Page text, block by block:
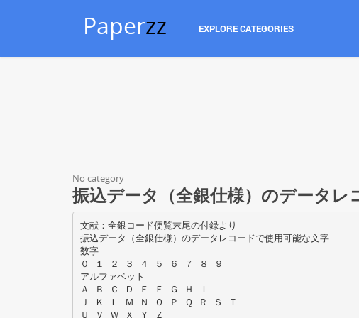
Paperzz EXPLORE CATEGORIES
No category
振込データ（全銀仕様）のデータレ
文献：全銀コード便覧末尾の付録より
振込データ（全銀仕様）のデータレコードで使用可能な文字
数字
０ １ ２ ３ ４ ５ ６ ７ ８ ９
アルファベット
Ａ Ｂ Ｃ Ｄ Ｅ Ｆ Ｇ Ｈ Ｉ
Ｊ Ｋ Ｌ Ｍ Ｎ Ｏ Ｐ Ｑ Ｒ Ｓ Ｔ
Ｕ Ｖ Ｗ Ｘ Ｙ Ｚ